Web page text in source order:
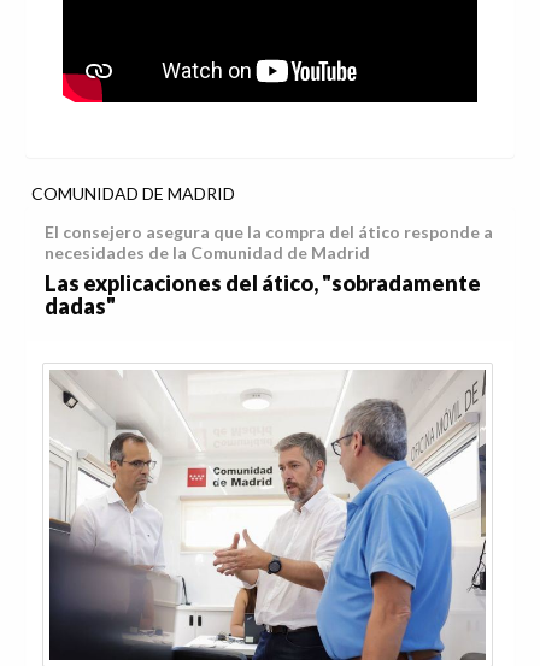
COMUNIDAD DE MADRID
El consejero asegura que la compra del ático responde a
necesidades de la Comunidad de Madrid
Las explicaciones del ático, "sobradamente
dadas"